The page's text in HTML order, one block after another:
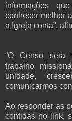
informações
conhecer melhor
a Igreja conta”,
“O Censo será
trabalho
unidade,
comunicarmos
Ao responder as
contidas no link,